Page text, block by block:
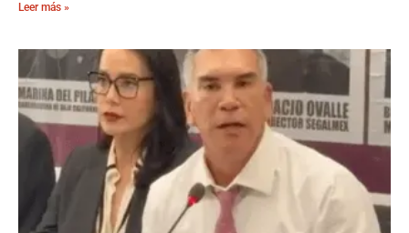
Leer más »